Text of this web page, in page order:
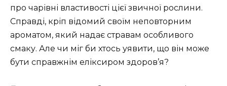
про чарівні властивості цієї звичної рослини.
Справді, кріп відомий своїм неповторним
ароматом, який надає стравам особливого
смаку. Але чи міг би хтось уявити, що він може
бути справжнім еліксиром здоров’я?